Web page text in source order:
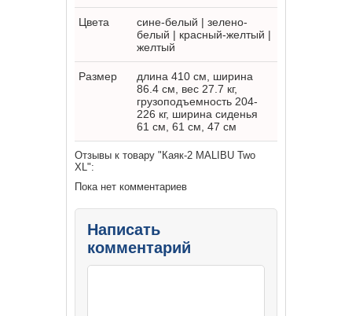
Цвета
сине-белый | зелено-
белый | красный-желтый |
желтый
Размер
длина 410 см, ширина
86.4 см, вес 27.7 кг,
грузоподъемность 204-
226 кг, ширина сиденья
61 см, 61 см, 47 см
Отзывы к товару "Каяк-2 MALIBU Two
XL":
Пока нет комментариев
Написать
комментарий